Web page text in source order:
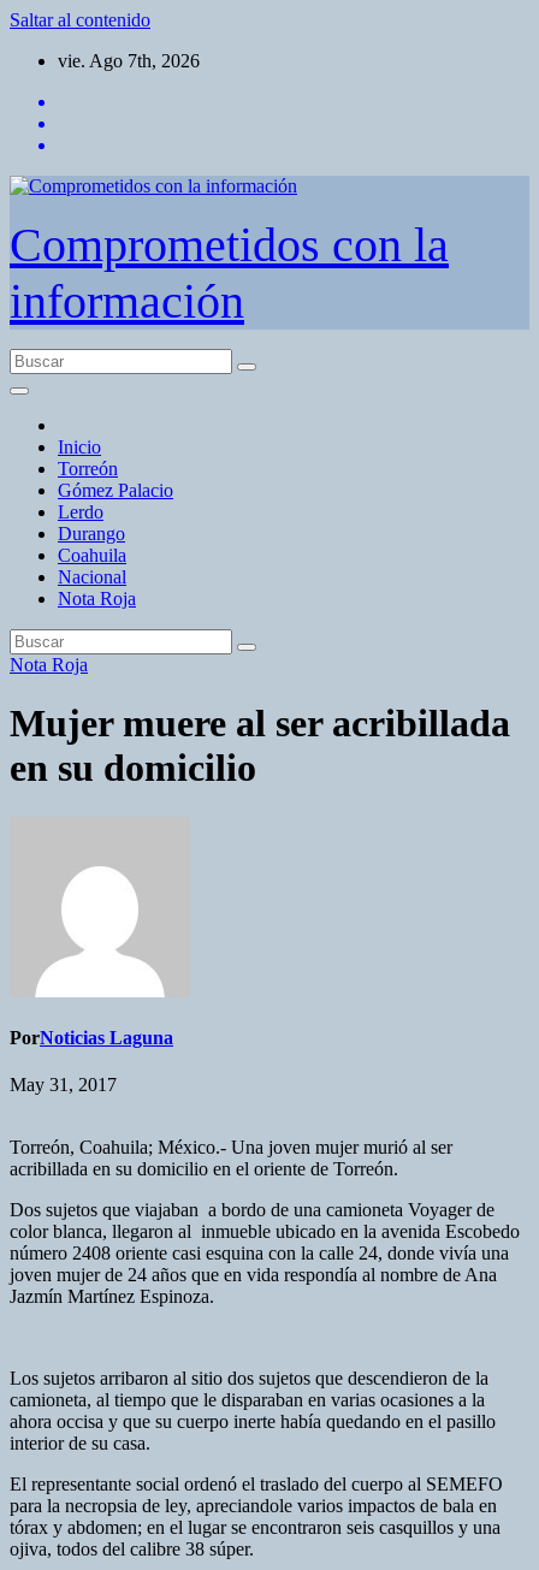
Saltar al contenido
vie. Ago 7th, 2026
Comprometidos con la
información
Inicio
Torreón
Gómez Palacio
Lerdo
Durango
Coahuila
Nacional
Nota Roja
Nota Roja
Mujer muere al ser acribillada
en su domicilio
PorNoticias Laguna
May 31, 2017
Torreón, Coahuila; México.- Una joven mujer murió al ser
acribillada en su domicilio en el oriente de Torreón.
Dos sujetos que viajaban a bordo de una camioneta Voyager de
color blanca, llegaron al inmueble ubicado en la avenida Escobedo
número 2408 oriente casi esquina con la calle 24, donde vivía una
joven mujer de 24 años que en vida respondía al nombre de Ana
Jazmín Martínez Espinoza.
Los sujetos arribaron al sitio dos sujetos que descendieron de la
camioneta, al tiempo que le disparaban en varias ocasiones a la
ahora occisa y que su cuerpo inerte había quedando en el pasillo
interior de su casa.
El representante social ordenó el traslado del cuerpo al SEMEFO
para la necropsia de ley, apreciandole varios impactos de bala en
tórax y abdomen; en el lugar se encontraron seis casquillos y una
ojiva, todos del calibre 38 súper.